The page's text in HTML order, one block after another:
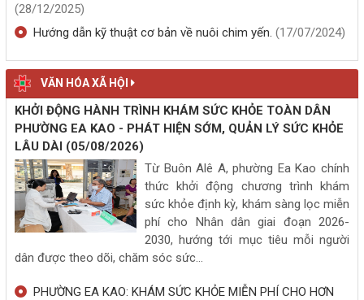
(28/12/2025)
Hướng dẫn kỹ thuật cơ bản về nuôi chim yến. (17/07/2024)
VĂN HÓA XÃ HỘI
KHỞI ĐỘNG HÀNH TRÌNH KHÁM SỨC KHỎE TOÀN DÂN
PHƯỜNG EA KAO - PHÁT HIỆN SỚM, QUẢN LÝ SỨC KHỎE
LÂU DÀI (05/08/2026)
Từ Buôn Alê A, phường Ea Kao chính
thức khởi động chương trình khám
sức khỏe định kỳ, khám sàng lọc miễn
phí cho Nhân dân giai đoạn 2026-
2030, hướng tới mục tiêu mỗi người
dân được theo dõi, chăm sóc sức...
PHƯỜNG EA KAO: KHÁM SỨC KHỎE MIỄN PHÍ CHO HƠN